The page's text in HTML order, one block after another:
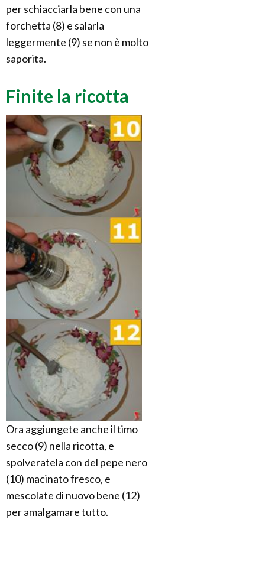
per schiacciarla bene con una
forchetta (8) e salarla
leggermente (9) se non è molto
saporita.
Finite la ricotta
Ora aggiungete anche il timo
secco (9) nella ricotta, e
spolveratela con del pepe nero
(10) macinato fresco, e
mescolate di nuovo bene (12)
per amalgamare tutto.